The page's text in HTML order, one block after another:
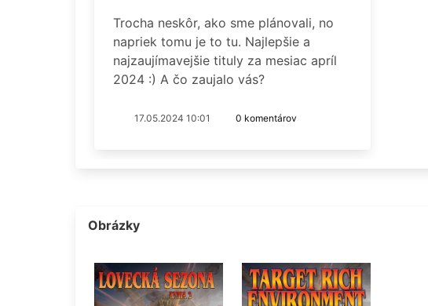
Trocha neskôr, ako sme plánovali, no
napriek tomu je to tu. Najlepšie a
najzaujímavejšie tituly za mesiac apríl
2024 :) A čo zaujalo vás?
17.05.2024 10:01 0 komentárov
Obrázky